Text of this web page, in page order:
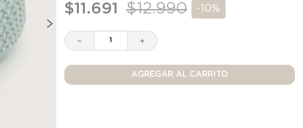
$11.691 $12.990 -10%
＋
－
AGREGAR AL CARRITO